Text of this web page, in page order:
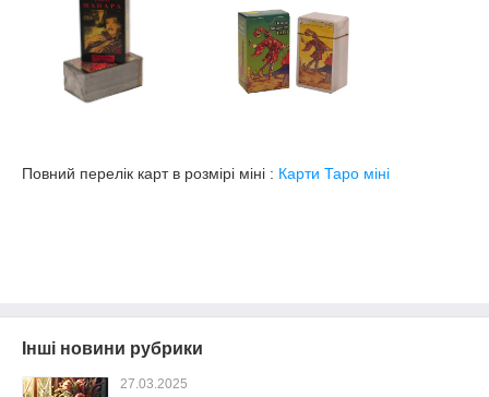
Повний перелік карт в розмірі міні : Карти Таро міні
Інші новини рубрики
27.03.2025